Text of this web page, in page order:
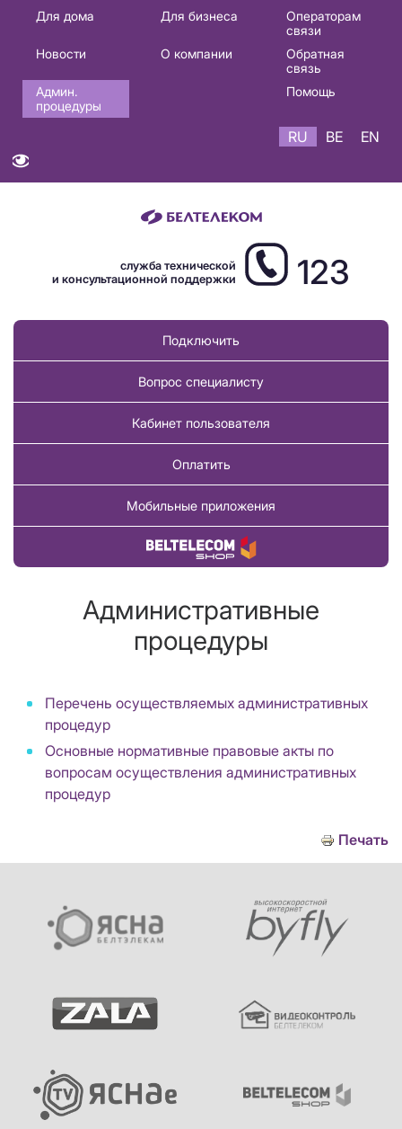
Основная
навигация
Для дома Для бизнеса
Операторам
связи
Новости
О компании
Обратная
связь
Админ.
процедуры
Помощь
RU BE EN
служба технической
и консультационной поддержки
123
Подключить
Вопрос специалисту
Кабинет пользователя
Оплатить
Мобильные приложения
Купить товар
Административные
процедуры
Перечень осуществляемых административных
процедур
Основные нормативные правовые акты по
вопросам осуществления административных
процедур
Печать